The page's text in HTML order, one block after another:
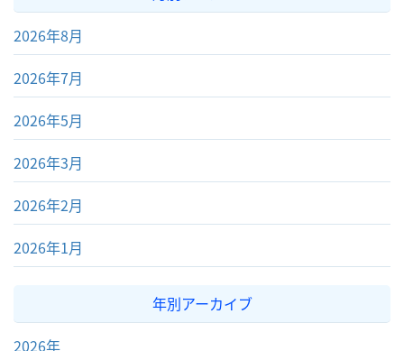
2026年8月
2026年7月
2026年5月
2026年3月
2026年2月
2026年1月
年別アーカイブ
2026年